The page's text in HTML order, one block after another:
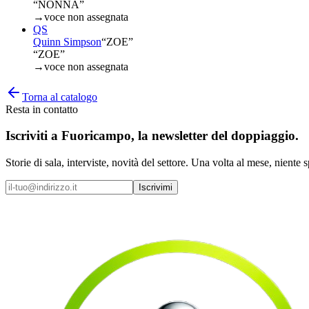
“NONNA”
→voce non assegnata
QS
Quinn Simpson“ZOE”
“ZOE”
→voce non assegnata
Torna al catalogo
Resta in contatto
Iscriviti a Fuoricampo, la newsletter del doppiaggio.
Storie di sala, interviste, novità del settore. Una volta al mese, niente
Iscrivimi